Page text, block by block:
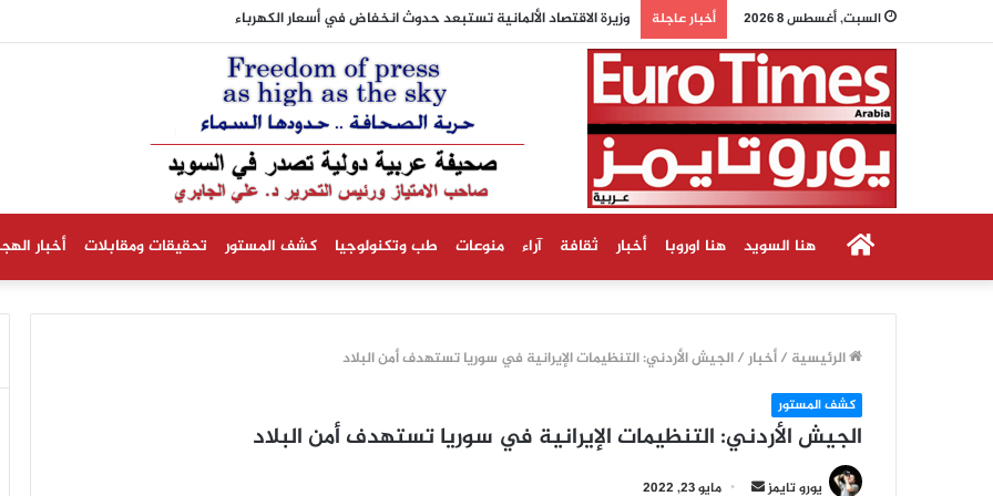
السبت, أغسطس 8 2026 أخبار عاجلة وزيرة الاقتصاد الألمانية تستبعد حدوث انخفاض في أسعار الكهرباء
الرئيسيةهنا السويد هنا اوروبا أخبار ثقافة آراء منوعات طب وتكنولوجيا كشف المستور تحقيقات ومقابلات أخبار
الرئيسية /أخبار/الجيش الأردني: التنظيمات الإيرانية في سوريا تستهدف أمن البلاد
كشف المستور
الجيش الأردني: التنظيمات الإيرانية في سوريا تستهدف أمن البلاد
يورو تايمز
أرسل مايو 23, 2022